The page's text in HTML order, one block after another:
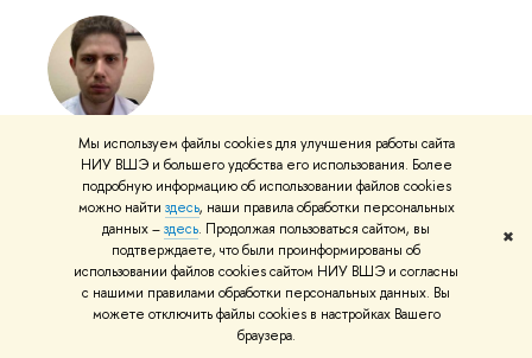
Мы используем файлы cookies для улучшения работы сайта
НИУ ВШЭ и большего удобства его использования. Более
подробную информацию об использовании файлов cookies
можно найти здесь, наши правила обработки персональных
данных –здесь. Продолжая пользоваться сайтом, вы
подтверждаете, что были проинформированы об
использовании файлов cookies сайтом НИУ ВШЭ и согласны
с нашими правилами обработки персональных данных. Вы
можете отключить файлы cookies в настройках Вашего
браузера.
✖
Специалист по учебно-методической работе–
Чащухин Егор Олегович
Большой Трехсвятительский переулок, д. 3, каб. 323
тел. +7 (495) 7729590
eochaschukhin@hse.ru